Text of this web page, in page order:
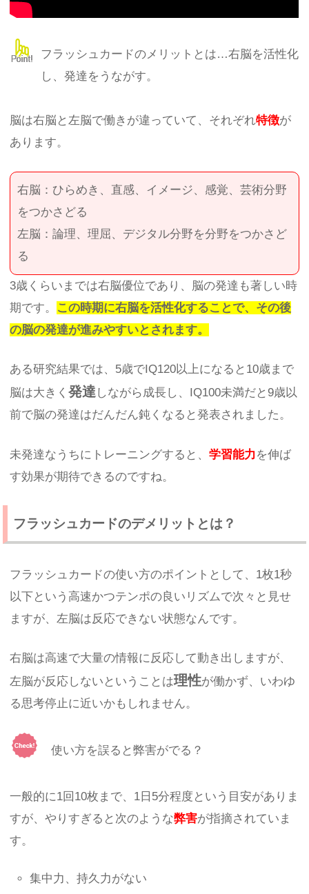
フラッシュカードのメリットとは…右脳を活性化
し、発達をうながす。
脳は右脳と左脳で働きが違っていて、それぞれ特徴が
あります。
右脳：ひらめき、直感、イメージ、感覚、芸術分野
をつかさどる
左脳：論理、理屈、デジタル分野を分野をつかさど
る
3歳くらいまでは右脳優位であり、脳の発達も著しい時
期です。 この時期に右脳を活性化することで、その後
の脳の発達が進みやすいとされます。
ある研究結果では、5歳でIQ120以上になると10歳まで
脳は大きく発達 しながら成長し、IQ100未満だと9歳以
前で脳の発達はだんだん鈍くなると発表されました。
未発達なうちにトレーニングすると、学習能力を伸ば
す効果が期待できるのですね。
フラッシュカードのデメリットとは？
フラッシュカードの使い方のポイントとして、1枚1秒
以下という高速かつテンポの良いリズムで次々と見せ
ますが、左脳は反応できない状態なんです。
右脳は高速で大量の情報に反応して動き出しますが、
左脳が反応しないということは理性が働かず、いわゆ
る思考停止に近いかもしれません。
使い方を誤ると弊害がでる？
一般的に1回10枚まで、1日5分程度という目安がありま
すが、やりすぎると次のような弊害が指摘されていま
す。
集中力、持久力がない